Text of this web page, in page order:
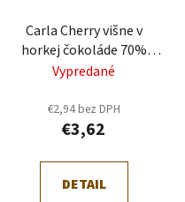
Carla Cherry višne v
horkej čokoláde 70%
strieška 120g (VH941)
Vypredané
€2,94 bez DPH
€3,62
DETAIL